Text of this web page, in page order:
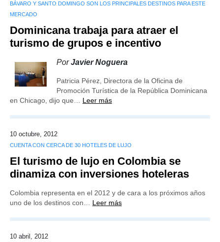
BÁVARO Y SANTO DOMINGO SON LOS PRINCIPALES DESTINOS PARA ESTE
MERCADO
Dominicana trabaja para atraer el
turismo de grupos e incentivo
PorJavier Noguera
Patricia Pérez, Directora de la Oficina de
Promoción Turística de la República Dominicana
en Chicago, dijo que… Leer más
10 octubre, 2012
CUENTA CON CERCA DE 30 HOTELES DE LUJO
El turismo de lujo en Colombia se
dinamiza con inversiones hoteleras
Colombia representa en el 2012 y de cara a los próximos años
uno de los destinos con… Leer más
10 abril, 2012